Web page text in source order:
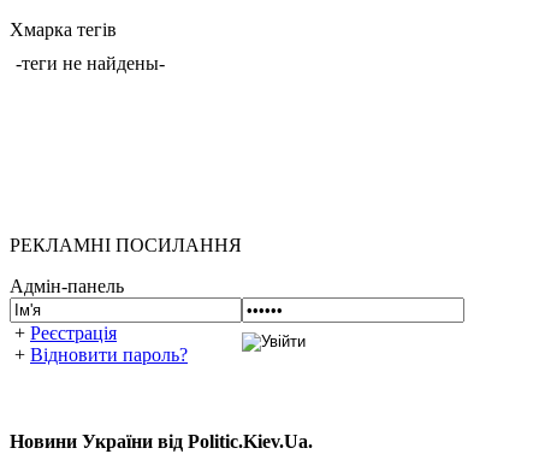
Хмарка тегів
-теги не найдены-
РЕКЛАМНІ ПОСИЛАННЯ
Адмін-панель
+ Реєстрація
+ Відновити пароль?
Новини України від Politic.Kiev.Ua.